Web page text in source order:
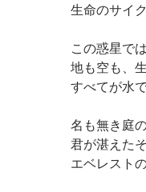
生命のサイ
この惑星では
地も空も、
すべてが水
名も無き庭
君が湛えた
エベレスト